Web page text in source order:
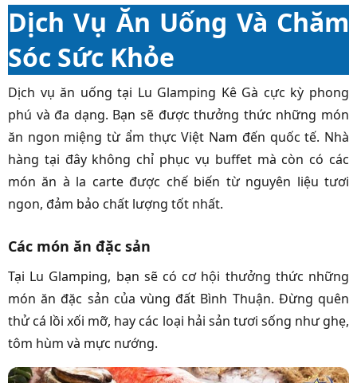
Dịch Vụ Ăn Uống Và Chăm
Sóc Sức Khỏe
Dịch vụ ăn uống tại Lu Glamping Kê Gà cực kỳ phong
phú và đa dạng. Bạn sẽ được thưởng thức những món
ăn ngon miệng từ ẩm thực Việt Nam đến quốc tế. Nhà
hàng tại đây không chỉ phục vụ buffet mà còn có các
món ăn à la carte được chế biến từ nguyên liệu tươi
ngon, đảm bảo chất lượng tốt nhất.
Các món ăn đặc sản
Tại Lu Glamping, bạn sẽ có cơ hội thưởng thức những
món ăn đặc sản của vùng đất Bình Thuận. Đừng quên
thử cá lồi xối mỡ, hay các loại hải sản tươi sống như ghẹ,
tôm hùm và mực nướng.